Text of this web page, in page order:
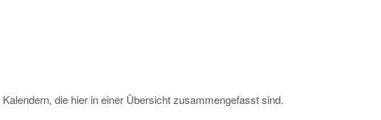
die hier in einer Übersicht zusammengefasst sind.